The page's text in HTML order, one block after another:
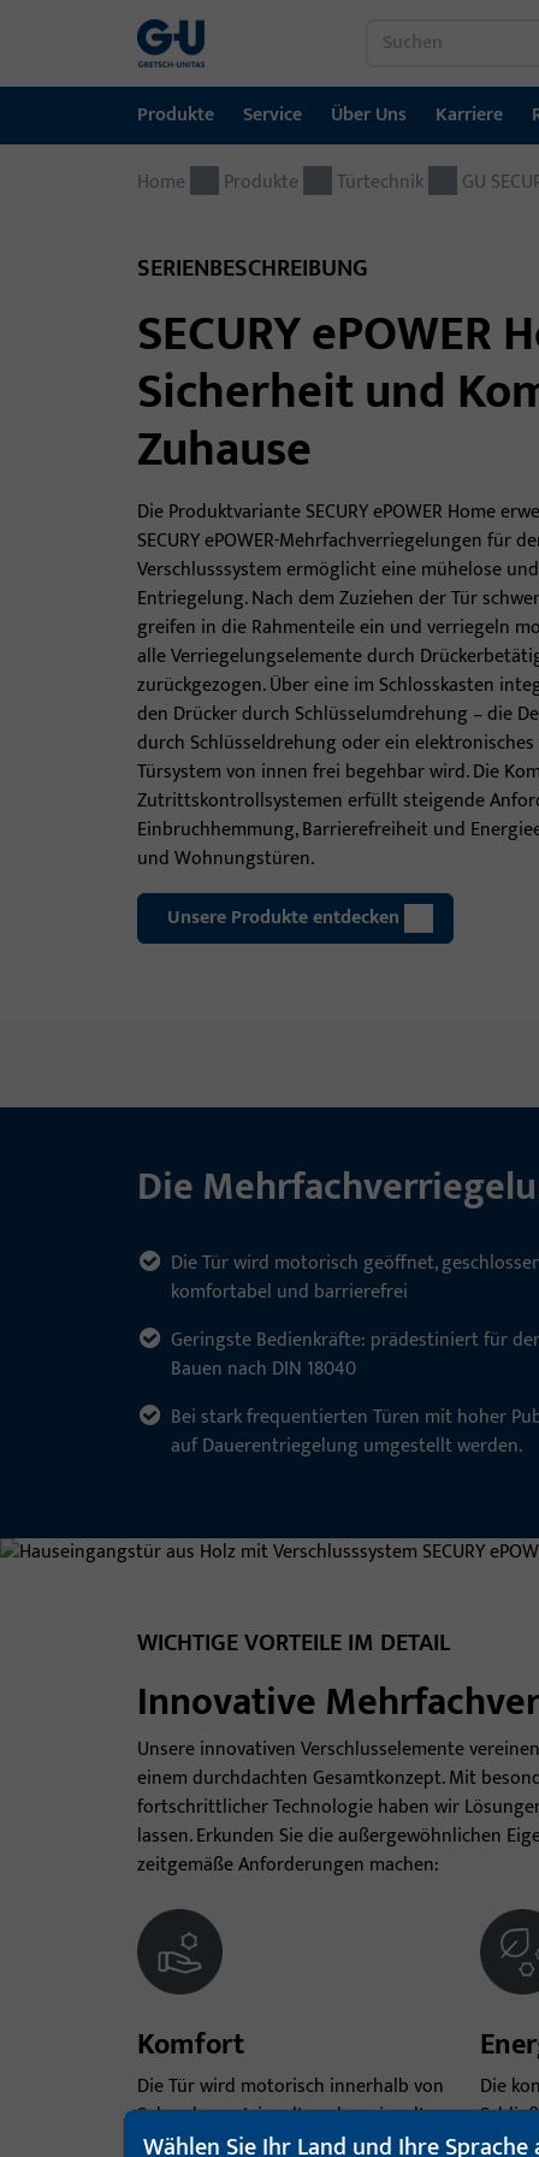
Produkte
Produkte
Automatische Eingangsysteme
Montagematerial
Service
Service
Über Uns
Über Uns
Karriere
Karriere
Referenzen
Kontakt
Home Produkte Türtechnik GU
SERIENBESCHREIBUNG
SECURY ePOWER
Sicherheit und
Zuhause
Die Produktvariante SECURY ePOWER Home
SECURY ePOWER-Mehrfachverriegelungen für
Verschlusssystem ermöglicht eine mühelose
Entriegelung. Nach dem Zuziehen der Tür
greifen in die Rahmenteile ein und verriegeln
alle Verriegelungselemente durch
zurückgezogen. Über eine im Schlosskasten
den Drücker durch Schlüsselumdrehung – die
durch Schlüsseldrehung oder ein
Türsystem von innen frei begehbar wird. Die
Zutrittskontrollsystemen erfüllt steigende
Einbruchhemmung, Barrierefreiheit und
und Wohnungstüren.
Unsere Produkte entdecken
Die
Die Tür wird motorisch geöffnet,
komfortabel und barrierefrei
Geringste Bedienkräfte: prädestiniert für
Bauen nach DIN 18040
Bei stark frequentierten Türen mit hoher
auf Dauerentriegelung umgestellt werden.
WICHTIGE VORTEILE IM DETAIL
Innovative
Unsere innovativen Verschlusselemente
einem durchdachten Gesamtkonzept. Mit
fortschrittlicher Technologie haben wir
lassen. Erkunden Sie die außergewöhnlichen
zeitgemäße Anforderungen machen:
Komfort
Die Tür wird motorisch innerhalb von
Sekunden entriegelt und verriegelt,
sobald der Türflügel in den Rahmen
Die
Wählen Sie Ihr Land und Ihre Sprache